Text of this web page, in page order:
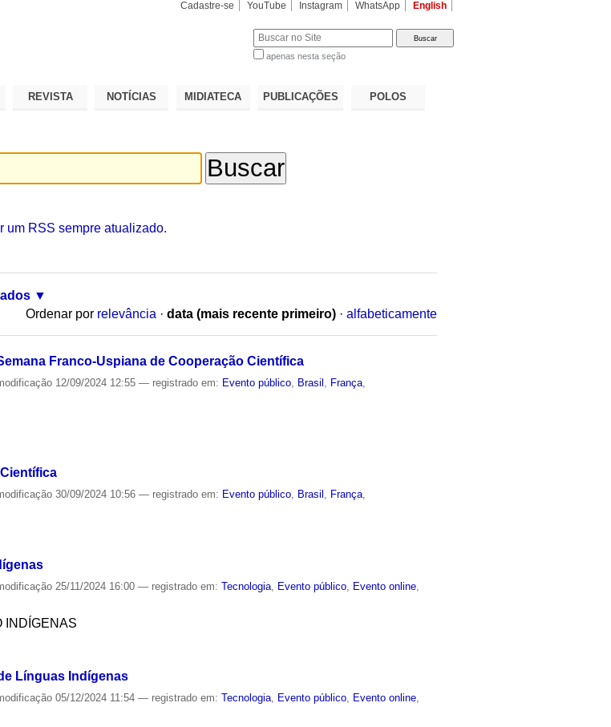
Cadastre-se YouTube Instagram WhatsApp English
apenas nesta seção
REVISTA NOTÍCIAS MIDIATECA PUBLICAÇÕES POLOS
um RSS sempre atualizado.
Ordenar por relevância · data (mais recente primeiro) · alfabeticamente
Franco-Uspiana de Cooperação Científica
12/09/2024 12:55— registrado em: Evento público Brasil França
30/09/2024 10:56— registrado em: Evento público Brasil França
25/11/2024 16:00— registrado em:Tecnologia, Evento público, Evento online,
INDÍGENAS
Línguas Indígenas
05/12/2024 11:54— registrado em:Tecnologia, Evento público, Evento online,